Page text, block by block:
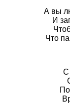
А вы
И
Что
С